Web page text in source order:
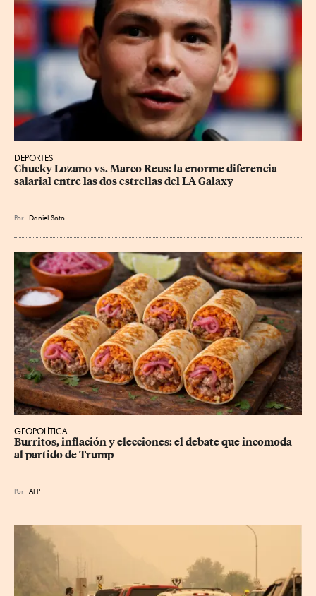
DEPORTES
Chucky Lozano vs. Marco Reus: la enorme diferencia
salarial entre las dos estrellas del LA Galaxy
Por Daniel Soto
GEOPOLÍTICA
Burritos, inflación y elecciones: el debate que incomoda
al partido de Trump
Por AFP